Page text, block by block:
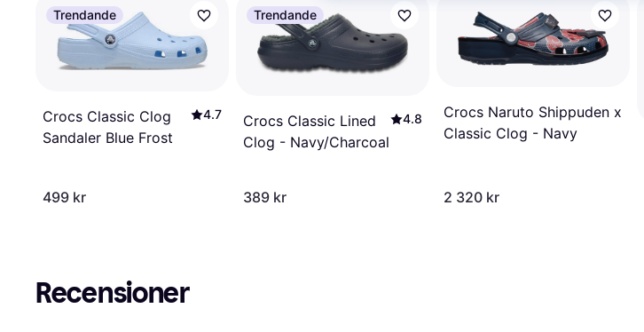
Trendande
Crocs Classic Clog
Sandaler Blue Frost
4.7
499 kr
Trendande
Crocs Classic Lined
Clog - Navy/Charcoal
4.8
389 kr
Crocs Naruto Shippuden x
Classic Clog - Navy
2 320 kr
Recensioner